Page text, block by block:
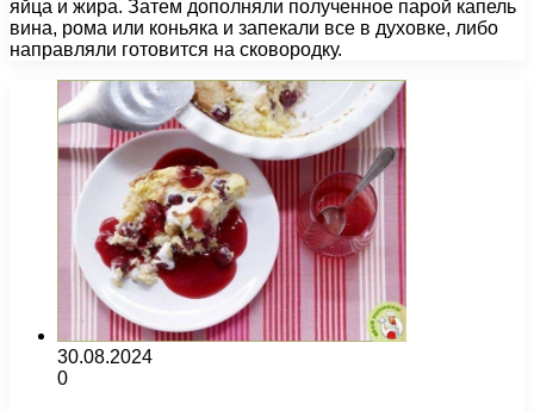
яйца и жира. Затем дополняли полученное парой капель
вина, рома или коньяка и запекали все в духовке, либо
направляли готовится на сковородку.
30.08.2024
0